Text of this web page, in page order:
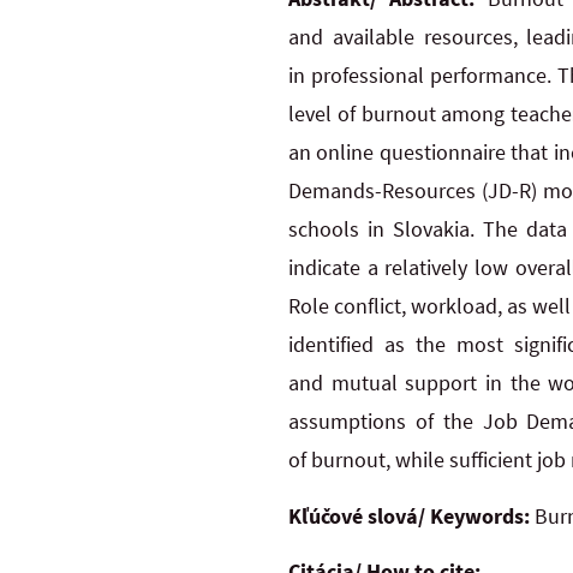
and available resources,
in professional performance.
level of burnout among
an online questionnaire that
Demands-Resources (JD-R)
schools in Slovakia. The
indicate a relatively low
Role conflict, workload, as
identified as the most
and mutual support in the
assumptions of the Job
of burnout, while sufficient job
Kľúčové slová/ Keywords: